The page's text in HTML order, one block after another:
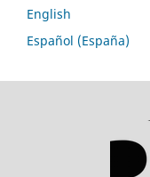
English
Español (España)